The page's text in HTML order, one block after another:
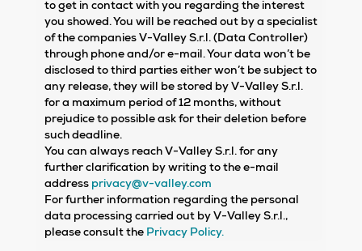
to get in contact with you regarding the interest
you showed. You will be reached out by a specialist
of the companies V-Valley S.r.l. (Data Controller)
through phone and/or e-mail. Your data won’t be
disclosed to third parties either won’t be subject to
any release, they will be stored by V-Valley S.r.l.
for a maximum period of 12 months, without
prejudice to possible ask for their deletion before
such deadline.
You can always reach V-Valley S.r.l. for any
further clarification by writing to the e-mail
address privacy@v-valley.com
For further information regarding the personal
data processing carried out by V-Valley S.r.l.,
please consult the Privacy Policy.